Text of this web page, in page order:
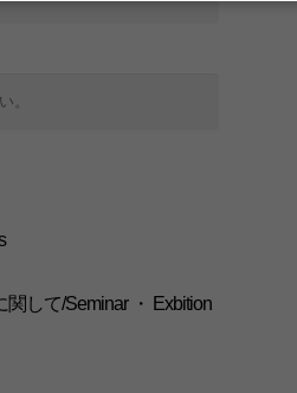
して/Seminar ・ Exbition